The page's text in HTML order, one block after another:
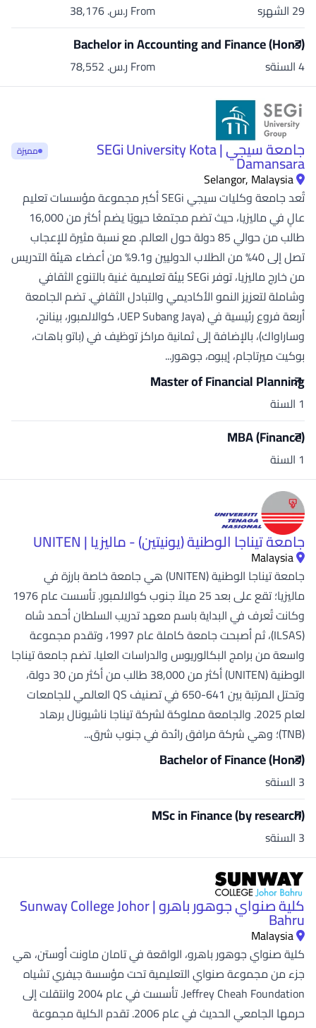
29 الشهرs From ر.س.‏ 38,176
Bachelor in Accounting and Finance (Hons)
4 السنةs From ر.س.‏ 78,552
جامعة سيجي | SEGi University Kota
Damansara مميزة
Selangor, Malaysia
تُعد جامعة وكليات سيجي SEGi أكبر مجموعة مؤسسات تعليم
عالٍ في ماليزيا، حيث تضم مجتمعًا حيويًا يضم أكثر من 16,000
طالب من حوالي 85 دولة حول العالم. مع نسبة مثيرة للإعجاب
تصل إلى 40% من الطلاب الدوليين و9.1% من أعضاء هيئة التدريس
من خارج ماليزيا، توفر SEGi بيئة تعليمية غنية بالتنوع الثقافي
وشاملة لتعزيز النمو الأكاديمي والتبادل الثقافي. تضم الجامعة
أربعة فروع رئيسية في (UEP Subang Jaya، كوالالمبور، بينانج،
وساراواك)، بالإضافة إلى ثمانية مراكز توظيف في (باتو باهات،
بوكيت ميرتاجام، إيبوه، جوهور...
Master of Financial Planning
1 السنة
MBA (Finance)
1 السنة
جامعة تيناجا الوطنية (يونيتين) - ماليزيا | UNITEN
Malaysia
جامعة تيناجا الوطنية (UNITEN) هي جامعة خاصة بارزة في
ماليزيا؛ تقع على بعد 25 ميلاً جنوب كوالالمبور. تأسست عام 1976
وكانت تُعرف في البداية باسم معهد تدريب السلطان أحمد شاه
(ILSAS)، ثم أصبحت جامعة كاملة عام 1997، وتقدم مجموعة
واسعة من برامج البكالوريوس والدراسات العليا. تضم جامعة تيناجا
الوطنية (UNITEN) أكثر من 38,000 طالب من أكثر من 30 دولة،
وتحتل المرتبة بين 641-650 في تصنيف QS العالمي للجامعات
لعام 2025. والجامعة مملوكة لشركة تيناجا ناشيونال برهاد
(TNB)؛ وهي شركة مرافق رائدة في جنوب شرق...
Bachelor of Finance (Hons)
3 السنةs
MSc in Finance (by research)
3 السنةs
كلية صنواي جوهور باهرو | Sunway College Johor
Bahru
Malaysia
كلية صنواي جوهور باهرو، الواقعة في تامان ماونت أوستن، هي
جزء من مجموعة صنواي التعليمية تحت مؤسسة جيفري تشياه
Jeffrey Cheah Foundation. تأسست في عام 2004 وانتقلت إلى
حرمها الجامعي الحديث في عام 2006. تقدم الكلية مجموعة